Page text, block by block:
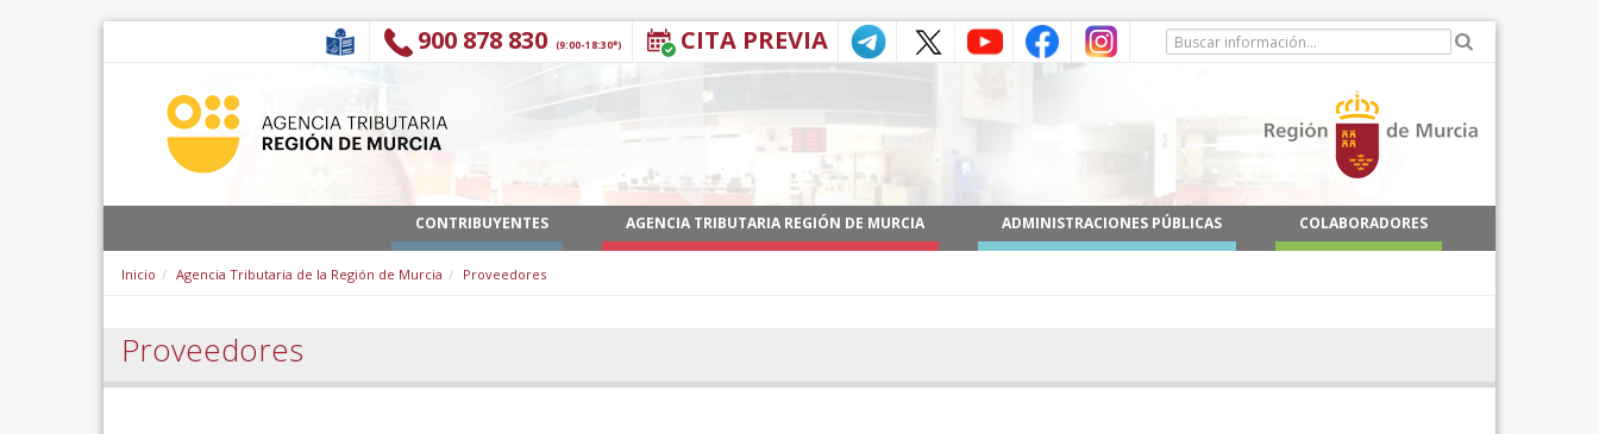
CITA PREVIA
900 878 830 (9:00-18:30*)
CONTRIBUYENTES AGENCIA TRIBUTARIA REGIÓN DE MURCIA ADMINISTRACIONES PÚBLICAS COLABORADORES
Inicio Agencia Tributaria de la Región de Murcia Proveedores
Proveedores